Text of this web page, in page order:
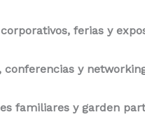
ferias y
conferencias y
familiares y garden